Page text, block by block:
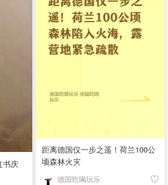
距离德国仅一步之遥！荷兰100公
顷森林火灾
德国吃喝玩乐
书庆